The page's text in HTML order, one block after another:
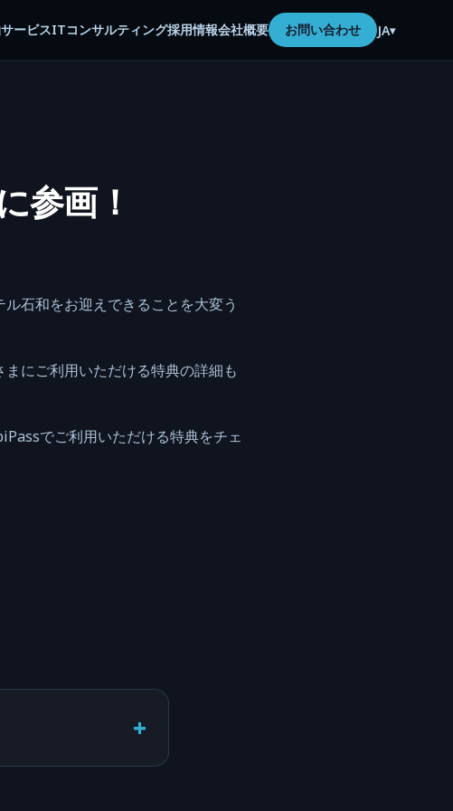
ービスITコンサルティング採用情報会社概要 お問い合わせ JA▾
参画！
石和をお迎えできることを大変う
にご利用いただける特典の詳細も
でご利用いただける特典をチェ
+